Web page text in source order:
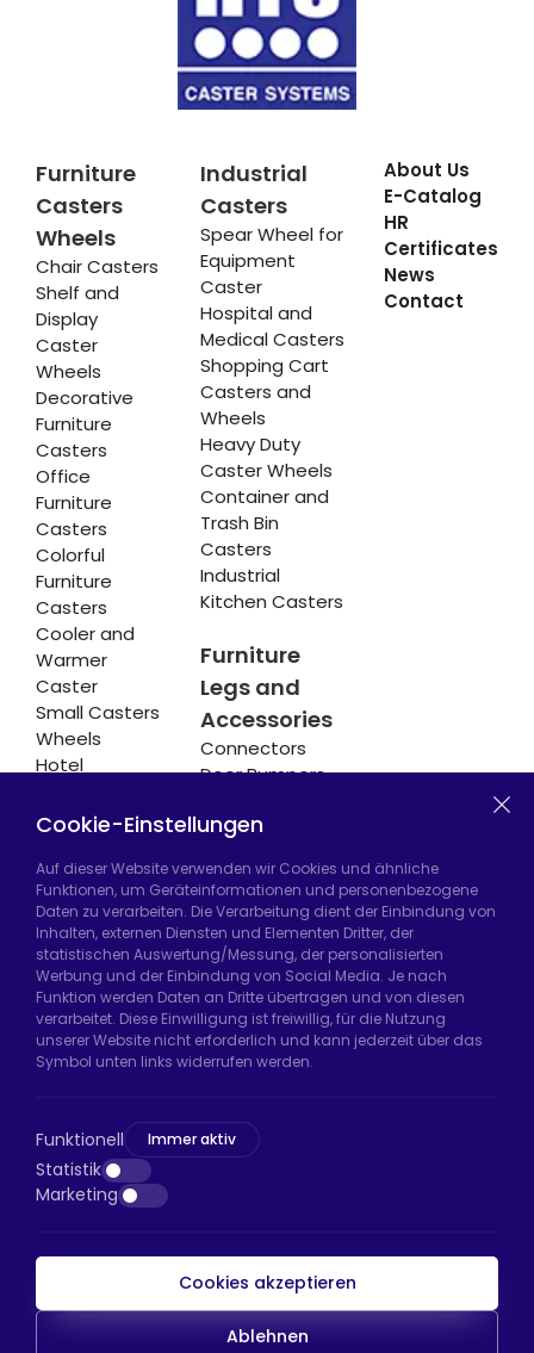
Furniture
Casters
Wheels
Chair Casters
Shelf and
Display
Caster
Wheels
Decorative
Furniture
Casters
Office
Furniture
Casters
Colorful
Furniture
Casters
Cooler and
Warmer
Caster
Small Casters
Wheels
Hotel
Casters
Industrial
Casters
Spear Wheel for
Equipment
Caster
Hospital and
Medical Casters
Shopping Cart
Casters and
Wheels
Heavy Duty
Caster Wheels
Container and
Trash Bin
Casters
Industrial
Kitchen Casters
Furniture
Legs and
Accessories
Connectors
Door Bumpers
About Us
E-Catalog
HR
Certificates
News
Contact
Hadımköy Fabrik:Atatürk Sanayi Bölgesi,
Uzunçayır Caddesi, No:11 Hadımköy, 34555
Arnavutköy/İstanbul
Telefon: +90 212 640 66 46
E-Mail: export@htsteker.com
D:a, 34045 Bayrampaşa/İstanbul
Telefon:+90 530 044 64 87
E-Mail: info@htsteker.com
HTS-Zahlung
Cookie-Einstellungen
Auf dieser Website verwenden wir Cookies und ähnliche
Funktionen, um Geräteinformationen und personenbezogene
Daten zu verarbeiten. Die Verarbeitung dient der Einbindung von
Inhalten, externen Diensten und Elementen Dritter, der
statistischen Auswertung/Messung, der personalisierten
Werbung und der Einbindung von Social Media. Je nach
Funktion werden Daten an Dritte übertragen und von diesen
verarbeitet. Diese Einwilligung ist freiwillig, für die Nutzung
unserer Website nicht erforderlich und kann jederzeit über das
Symbol unten links widerrufen werden.
Funktionell Immer aktiv
Statistik
Marketing
Cookies akzeptieren
Ablehnen